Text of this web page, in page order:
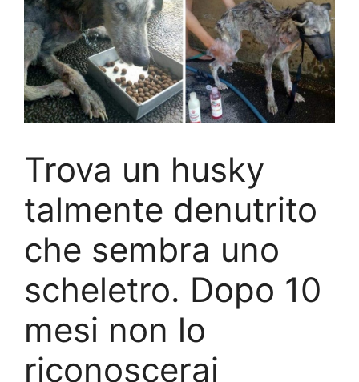
Trova un husky
talmente denutrito
che sembra uno
scheletro. Dopo 10
mesi non lo
riconoscerai